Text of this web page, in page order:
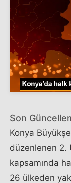
Son
Konya
düzenlenen 2.
kapsamında
26 ülkeden